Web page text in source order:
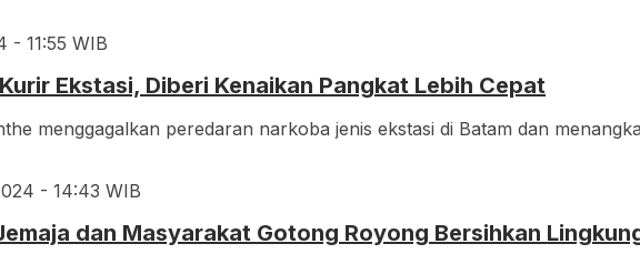
- 11:55 WIB
Ekstasi, Diberi Kenaikan Pangkat Lebih Cepat
menggagalkan peredaran narkoba jenis ekstasi di Batam dan
- 14:43 WIB
dan Masyarakat Gotong Royong Bersihkan